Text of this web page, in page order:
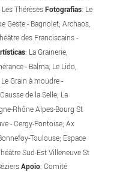
Les ThérèsesFotografias: Le
Geste - Bagnolet; Archaos,
des Franciscains -
: La Grainerie,
- Balma; Le Lido,
Grain à moudre -
de la Selle; La
Rhône Alpes-Bourg St
- Cergy-Pontoise; Ax
Toulouse; Espace
Sud-Est Villeneuve St
Apoio: Comité